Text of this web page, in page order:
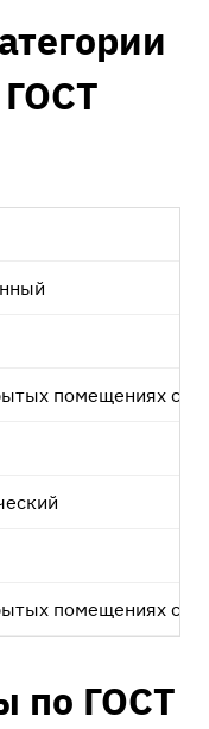
помещениях с
помещениях с
по ГОСТ